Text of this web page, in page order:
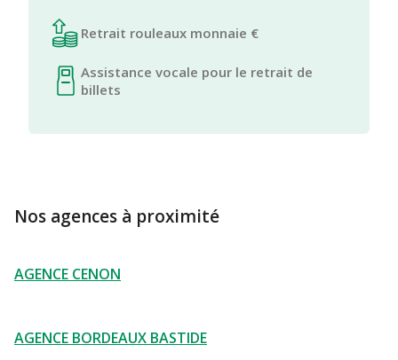
Retrait rouleaux monnaie €
Assistance vocale pour le retrait de
billets
Nos agences à proximité
AGENCE CENON
AGENCE BORDEAUX BASTIDE